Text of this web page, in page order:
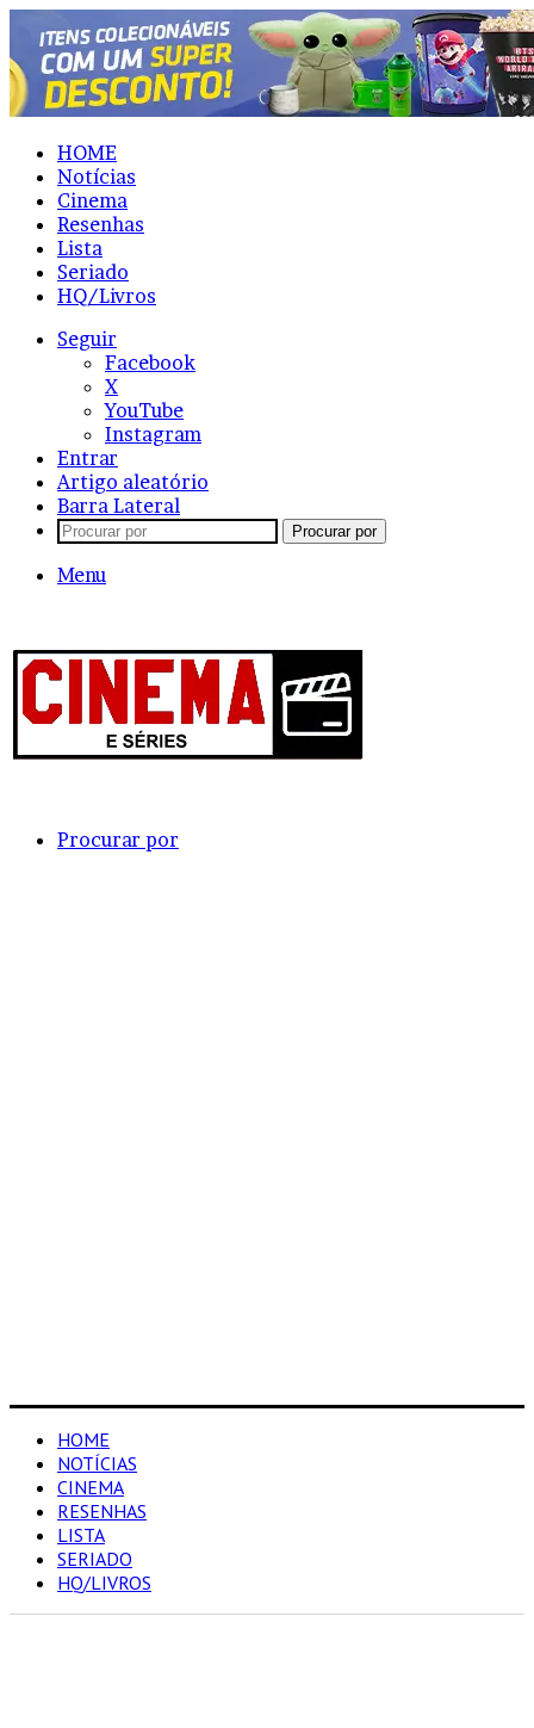
HOME
Notícias
Cinema
Resenhas
Lista
Seriado
HQ/Livros
Seguir
Facebook
X
YouTube
Instagram
Entrar
Artigo aleatório
Barra Lateral
Procurar por
Menu
Procurar por
HOME
NOTÍCIAS
CINEMA
RESENHAS
LISTA
SERIADO
HQ/LIVROS